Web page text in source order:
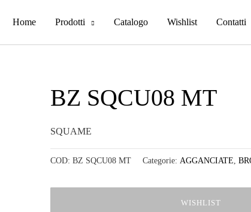
Home Prodotti Catalogo Wishlist Contatti
BZ SQCU08 MT
SQUAME
COD: BZ SQCU08 MT Categorie: AGGANCIATE
WISHLIST